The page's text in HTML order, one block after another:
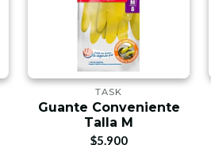
TASK
Guante Conveniente
Talla M
$5.900